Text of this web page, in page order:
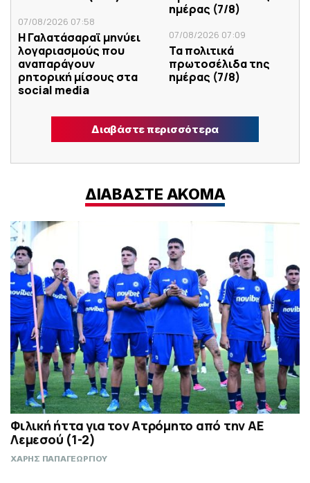
07/08/2026 07:58
Η Γαλατάσαραϊ μηνύει
λογαριασμούς που
αναπαράγουν
ρητορική μίσους στα
social media
ημέρας (7/8)
07/08/2026 07:09
Τα πολιτικά
πρωτοσέλιδα της
ημέρας (7/8)
Διαβάστε περισσότερα
ΔΙΑΒΑΣΤΕ ΑΚΟΜΑ
Φιλική ήττα για τον Ατρόμητο από την ΑΕ
Λεμεσού (1-2)
ΧΑΡΗΣ ΠΑΠΑΓΕΩΡΓΙΟΥ